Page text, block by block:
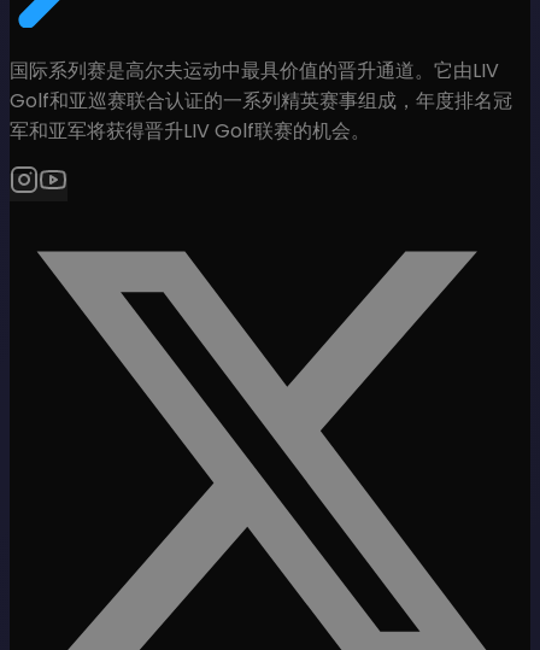
国际系列赛是高尔夫运动中最具价值的晋升通道。它由LIV
Golf和亚巡赛联合认证的一系列精英赛事组成，年度排名冠
军和亚军将获得晋升LIV Golf联赛的机会。